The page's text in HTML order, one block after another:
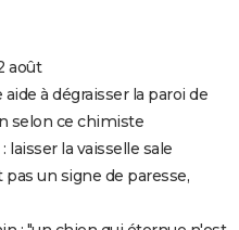
août
à dégraisser la paroi de
selon ce chimiste
laisser la vaisselle sale
un signe de paresse,